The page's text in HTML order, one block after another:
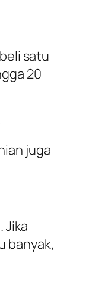
satu
20
juga
Jika
banyak,